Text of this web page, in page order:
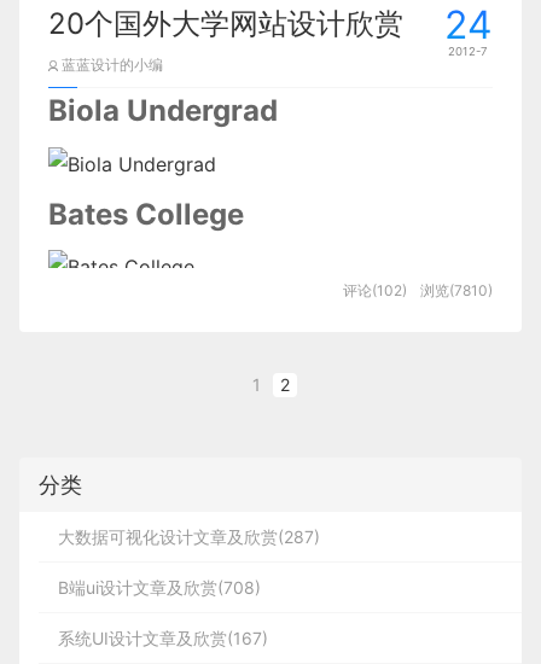
24
2012-7
20个国外大学网站设计欣赏
蓝蓝设计的小编
Biola Undergrad
Bates College
评论(102) 浏览(7810)
1 2
分类
大数据可视化设计文章及欣赏(287)
B端ui设计文章及欣赏(708)
系统UI设计文章及欣赏(167)